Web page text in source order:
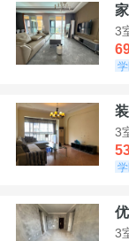
3
3
3